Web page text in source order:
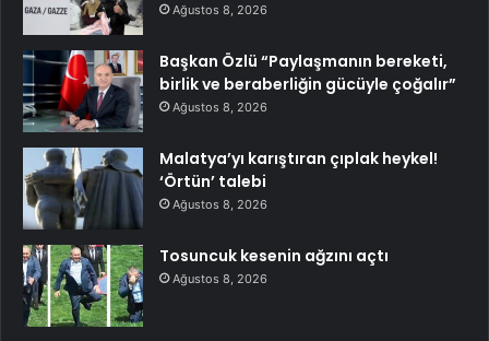
Ağustos 8, 2026
Başkan Özlü “Paylaşmanın bereketi,
birlik ve beraberliğin gücüyle çoğalır”
Ağustos 8, 2026
Malatya’yı karıştıran çıplak heykel!
‘Örtün’ talebi
Ağustos 8, 2026
Tosuncuk kesenin ağzını açtı
Ağustos 8, 2026